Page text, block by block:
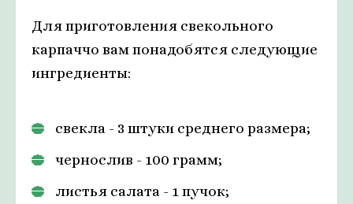
Для приготовления свекольного
карпаччо вам понадобятся следующие
ингредиенты:
свекла - 3 штуки среднего размера;
чернослив - 100 грамм;
листья салата - 1 пучок;